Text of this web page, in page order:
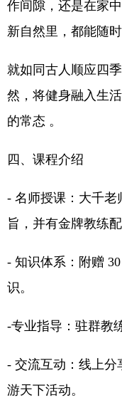
作间隙，还是在家
新自然里，都能随
就如同古人顺应四
然，将健身融入生
的常态 。
四、课程介绍
- 名师授课：大千老
旨，并有金牌教练
- 知识体系：附赠
识。
-专业指导：驻群教
- 交流互动：线上分
游天下活动。